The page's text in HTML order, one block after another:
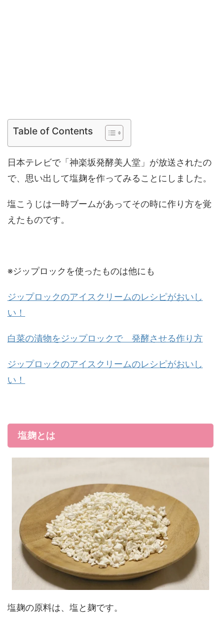
Table of Contents
日本テレビで「神楽坂発酵美人堂」が放送されたの
で、思い出して塩麹を作ってみることにしました。
塩こうじは一時ブームがあってその時に作り方を覚
えたものです。
※ジップロックを使ったものは他にも
ジップロックのアイスクリームのレシピがおいし
い！
白菜の漬物をジップロックで 発酵させる作り方
ジップロックのアイスクリームのレシピがおいし
い！
塩麹とは
塩麹の原料は、塩と麹です。